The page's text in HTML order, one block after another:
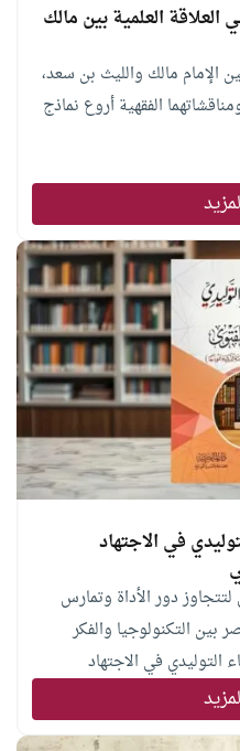
العلمية بين مالك
الإمام مالك والليث بن سعد،
الفقهية أروع نماذج
في الاجتهاد
دور الأداة وتمارس
بين التكنولوجيا والفكر
التوليدي في الاجتهاد
سمر حمودة السعفي ليقدّم
والتأصيل الأصولي،